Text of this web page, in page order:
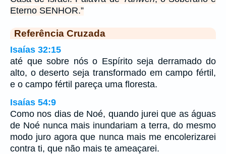
Eterno SENHOR.”
Referência Cruzada
Isaías 32:15
até que sobre nós o Espírito seja derramado do
alto, o deserto seja transformado em campo fértil,
e o campo fértil pareça uma floresta.
Isaías 54:9
Como nos dias de Noé, quando jurei que as águas
de Noé nunca mais inundariam a terra, do mesmo
modo juro agora que nunca mais me encolerizarei
contra ti, que não mais te ameaçarei.